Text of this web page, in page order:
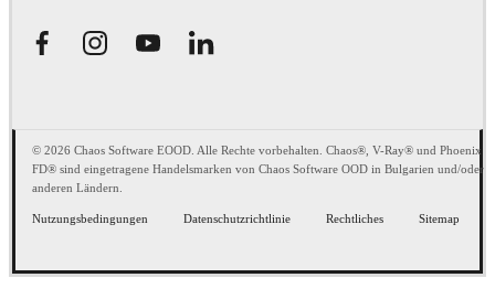
© 2026 Chaos Software EOOD. Alle Rechte vorbehalten. Chaos®, V-Ray® und Phoenix
FD® sind eingetragene Handelsmarken von Chaos Software OOD in Bulgarien und/oder
anderen Ländern.
Nutzungsbedingungen Datenschutzrichtlinie Rechtliches Sitemap